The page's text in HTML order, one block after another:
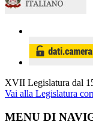
XVII Legislatura dal
Vai alla Legislatura
MENU DI